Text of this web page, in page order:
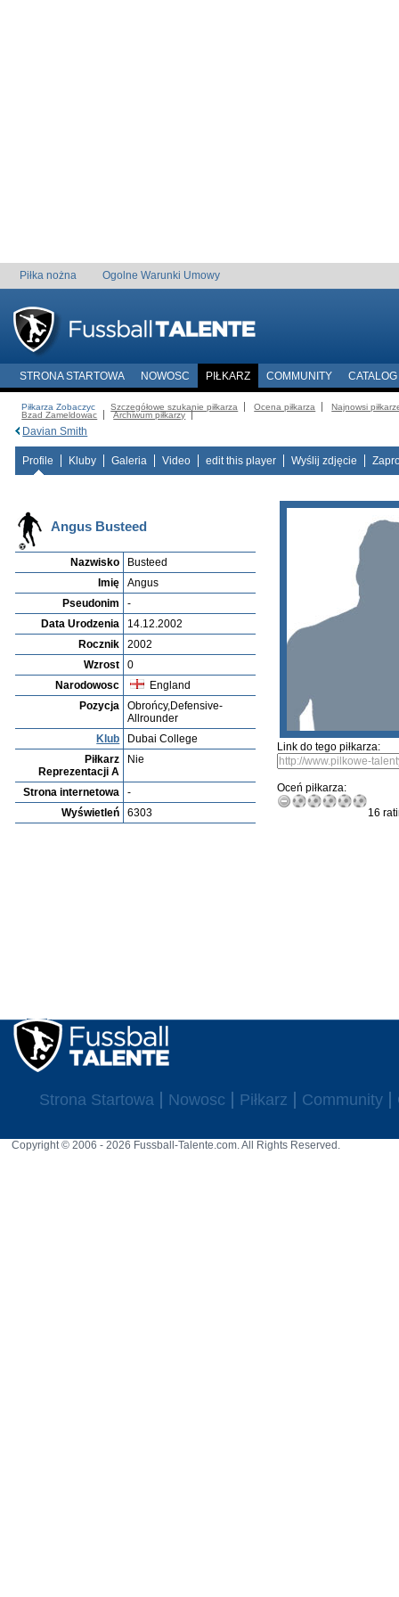
Piłka nożna Ogolne Warunki Umowy
STRONA STARTOWA NOWOSC PIŁKARZ COMMUNITY CATALOG
Piłkarza Zobaczyc Szczegółowe szukanie piłkarza Ocena piłkarza
Najnowsi
Bzad Zameldowac
Archiwum piłkarzy
Davian Smith
Profile Kluby Galeria Video edit this player Wyślij zdjęcie
Angus Busteed
Nazwisko
Busteed
Imię
Angus
Pseudonim
-
Data Urodzenia
14.12.2002
Rocznik
2002
Wzrost
0
Narodowosc
England
Pozycja
Obrońcy,Defensive-
Allrounder
Klub
Dubai College
Piłkarz
Reprezentacji A
Nie
Strona internetowa
-
Wyświetleń
6303
Link do tego piłkarza:
Oceń piłkarza:
16
Strona Startowa Nowosc Piłkarz Community
Copyright © 2006 - 2026 Fussball-Talente.com. All Rights Reserved.